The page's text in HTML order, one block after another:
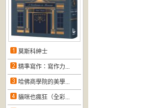
莫斯科紳士
精準寫作：寫作力...
哈佛商學院的美學...
貓咪也瘋狂（全彩...